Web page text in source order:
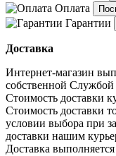
Оплата
Гарантии
Доставка
Интернет-магазин
собственной Службой
Стоимость доставки
Стоимость доставки
условии выбора при
доставки нашим
Доставка